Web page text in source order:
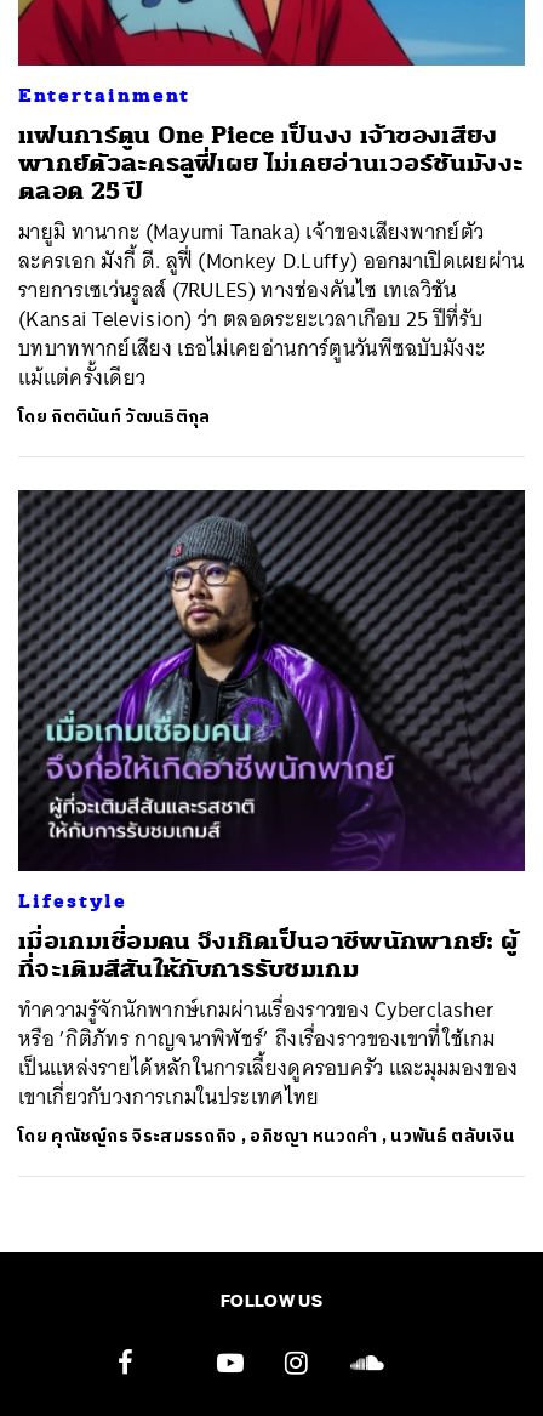
Entertainment
แฟนการ์ตูน One Piece เป็นงง เจ้าของเสียง
พากย์ตัวละครลูฟี่เผย ไม่เคยอ่านเวอร์ชันมังงะ
ตลอด 25 ปี
มายูมิ ทานากะ (Mayumi Tanaka) เจ้าของเสียงพากย์ตัว
ละครเอก มังกี้ ดี. ลูฟี่ (Monkey D.Luffy) ออกมาเปิดเผยผ่าน
รายการเซเว่นรูลส์ (7RULES) ทางช่องคันไซ เทเลวิชัน
(Kansai Television) ว่า ตลอดระยะเวลาเกือบ 25 ปีที่รับ
บทบาทพากย์เสียง เธอไม่เคยอ่านการ์ตูนวันพีซฉบับมังงะ
แม้แต่ครั้งเดียว
โดย กิตตินันท์ วัฒนธิติกุล
Lifestyle
เมื่อเกมเชื่อมคน จึงเกิดเป็นอาชีพนักพากย์: ผู้
ที่จะเติมสีสันให้กับการรับชมเกม
ทำความรู้จักนักพากษ์เกมผ่านเรื่องราวของ Cyberclasher
หรือ ’กิติภัทร กาญจนาพิพัชร์’ ถึงเรื่องราวของเขาที่ใช้เกม
เป็นแหล่งรายได้หลักในการเลี้ยงดูครอบครัว และมุมมองของ
เขาเกี่ยวกับวงการเกมในประเทศไทย
โดย คุณัชญ์กร จิระสมรรถกิจ ,อภิชญา หนวดคำ ,นวพันธ์ ตลับเงิน
FOLLOW US
ค้นหา
SHARE